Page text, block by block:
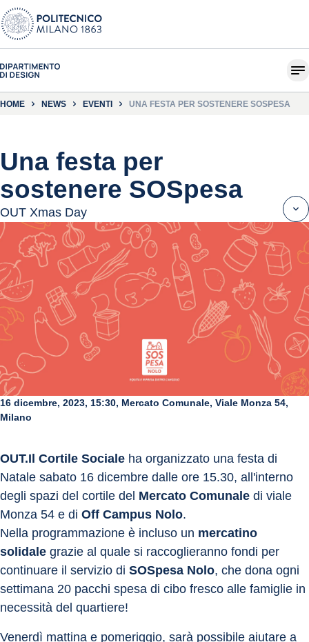
HOME NEWS EVENTI UNA FESTA PER SOSTENERE SOSPESA
Una festa per
sostenere SOSpesa
OUT Xmas Day
16 dicembre, 2023, 15:30, Mercato Comunale, Viale Monza 54,
Milano
OUT.Il Cortile Sociale ha organizzato una festa di
Natale sabato 16 dicembre dalle ore 15.30, all'interno
degli spazi del cortile del Mercato Comunale di viale
Monza 54 e di Off Campus Nolo.
Nella programmazione è incluso un mercatino
solidale grazie al quale si raccoglieranno fondi per
continuare il servizio di SOSpesa Nolo, che dona ogni
settimana 20 pacchi spesa di cibo fresco alle famiglie in
necessità del quartiere!
Venerdì mattina e pomeriggio, sarà possibile aiutare a